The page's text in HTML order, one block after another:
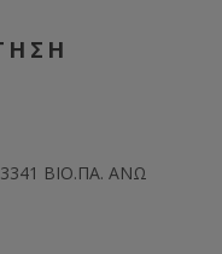
ΒΙΟ.ΠΑ. ΑΝΩ